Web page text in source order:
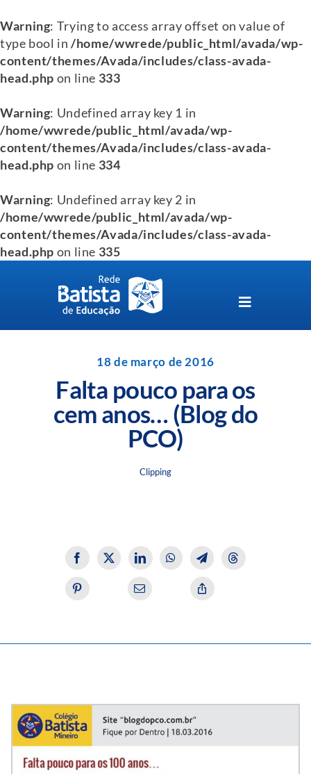
Warning: Trying to access array offset on value of
type bool in/home/wwrede/public_html/avada/wp-
content/themes/Avada/includes/class-avada-
head.php on line 333
Warning: Undefined array key 1 in
/home/wwrede/public_html/avada/wp-
content/themes/Avada/includes/class-avada-
head.php on line 334
Warning: Undefined array key 2 in
/home/wwrede/public_html/avada/wp-
content/themes/Avada/includes/class-avada-
head.php on line 335
Toggle
Navigation
Perguntas Frequentes
Blog da Rede Batista
18 de março de 2016
Falta pouco para os
cem anos… (Blog do
PCO)
Clipping